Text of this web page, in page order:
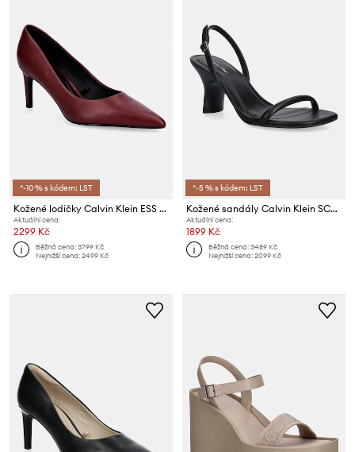
*-10 % s kódem: LST
Kožené lodičky Calvin Klein ESS STILETTO 70
Aktuální cena:
2299 Kč
Běžná cena:3799 Kč
Nejnižší cena:2499 Kč
*-5 % s kódem: LST
Kožené sandály Calvin Klein SCULPT KITT HEEL STRAPPY LTH
Aktuální cena:
1899 Kč
Běžná cena:3489 Kč
Nejnižší cena:2099 Kč